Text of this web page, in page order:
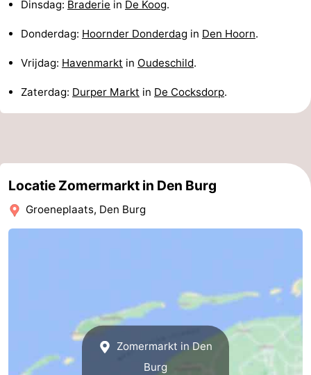
Rondleidingen
Sporten
Zwembaden
-
Fietsen
-
Eten
Dinsdag: Braderie in De Koog.
Donderdag: Hoornder Donderdag in Den Hoorn.
Vrijdag: Havenmarkt in Oudeschild.
Zaterdag: Durper Markt in De Cocksdorp.
Locatie Zomermarkt in Den Burg
Groeneplaats, Den Burg
Zomermarkt in Den
Burg